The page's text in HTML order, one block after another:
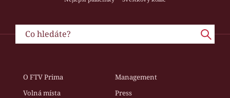
O FTV Prima
Management
Volná místa
Press